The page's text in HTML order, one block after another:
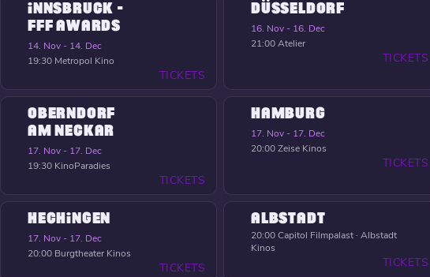
INNSBRUCK -
FFF AWARDS
14. Nov - 14. Dec
19:30 Metropol Kino
TICKETS
DÜSSELDORF
16. Nov - 16. Dec
21:00Atelier
TICKETS
OBERNDORF
AM NECKAR
17. Nov - 17. Dec
19:30 KinoParadies
TICKETS
HAMBURG
17. Nov - 17. Dec
20:00Zeise Kinos
TICKETS
HECHINGEN
17. Nov - 17. Dec
20:00 Burgtheater Kinos
TICKETS
ALBSTADT
20:00Capitol Filmpalast · Albstadt
Kinos
TICKETS